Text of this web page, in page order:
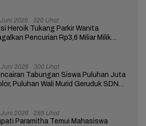
2026 320 Lihat
Heroik Tukang Parkir Wanita
Pencurian Rp3,6 Miliar Milik
2026 300 Lihat
Tabungan Siswa Puluhan Juta
Puluhan Wali Murid Geruduk SDN
2026 288 Lihat
Paramitha Temui Mahasiswa